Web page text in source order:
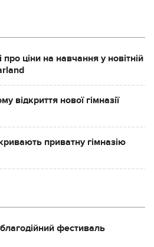
ціни на навчання у новітній
відкриття нової гімназії
приватну гімназію
фестиваль